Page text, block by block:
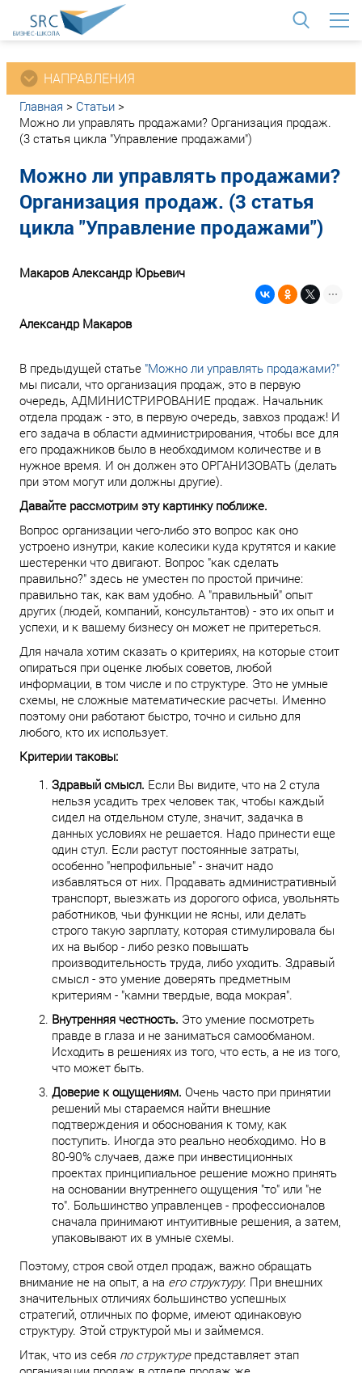
НАПРАВЛЕНИЯ
Главная > Статьи >
Можно ли управлять продажами? Организация продаж.
(3 статья цикла "Управление продажами")
Можно ли управлять продажами?
Организация продаж. (3 статья
цикла "Управление продажами")
Макаров Александр Юрьевич
Александр Макаров
В предыдущей статье "Можно ли управлять продажами?"
мы писали, что организация продаж, это в первую
очередь, АДМИНИСТРИРОВАНИЕ продаж. Начальник
отдела продаж - это, в первую очередь, завхоз продаж! И
его задача в области администрирования, чтобы все для
его продажников было в необходимом количестве и в
нужное время. И он должен это ОРГАНИЗОВАТЬ (делать
при этом могут или должны другие).
Давайте рассмотрим эту картинку поближе.
Вопрос организации чего-либо это вопрос как оно
устроено изнутри, какие колесики куда крутятся и какие
шестеренки что двигают. Вопрос "как сделать
правильно?" здесь не уместен по простой причине:
правильно так, как вам удобно. А "правильный" опыт
других (людей, компаний, консультантов) - это их опыт и
успехи, и к вашему бизнесу он может не притереться.
Для начала хотим сказать о критериях, на которые стоит
опираться при оценке любых советов, любой
информации, в том числе и по структуре. Это не умные
схемы, не сложные математические расчеты. Именно
поэтому они работают быстро, точно и сильно для
любого, кто их использует.
Критерии таковы:
Здравый смысл. Если Вы видите, что на 2 стула
нельзя усадить трех человек так, чтобы каждый
сидел на отдельном стуле, значит, задачка в
данных условиях не решается. Надо принести еще
один стул. Если растут постоянные затраты,
особенно "непрофильные" - значит надо
избавляться от них. Продавать административный
транспорт, выезжать из дорогого офиса, увольнять
работников, чьи функции не ясны, или делать
строго такую зарплату, которая стимулировала бы
их на выбор - либо резко повышать
производительность труда, либо уходить. Здравый
смысл - это умение доверять предметным
критериям - "камни твердые, вода мокрая".
Внутренняя честность. Это умение посмотреть
правде в глаза и не заниматься самообманом.
Исходить в решениях из того, что есть, а не из того,
что может быть.
Доверие к ощущениям. Очень часто при принятии
решений мы стараемся найти внешние
подтверждения и обоснования к тому, как
поступить. Иногда это реально необходимо. Но в
80-90% случаев, даже при инвестиционных
проектах принципиальное решение можно принять
на основании внутреннего ощущения "то" или "не
то". Большинство управленцев - профессионалов
сначала принимают интуитивные решения, а затем,
упаковывают их в умные схемы.
Поэтому, строя свой отдел продаж, важно обращать
внимание не на опыт, а на его структуру. При внешних
значительных отличиях большинство успешных
стратегий, отличных по форме, имеют одинаковую
структуру. Этой структурой мы и займемся.
Итак, что из себя по структурепредставляет этап